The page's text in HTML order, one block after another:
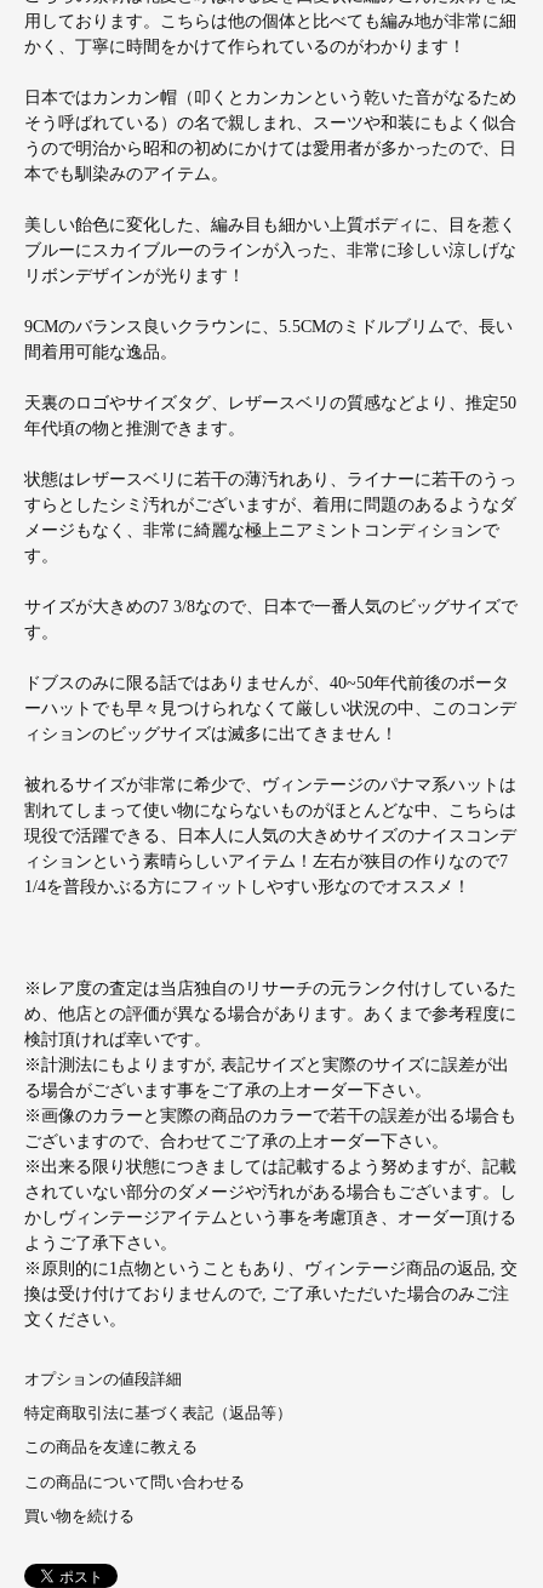
用しております。こちらは他の個体と比べても編み地が非常に細
かく、丁寧に時間をかけて作られているのがわかります！
日本ではカンカン帽（叩くとカンカンという乾いた音がなるため
そう呼ばれている）の名で親しまれ、スーツや和装にもよく似合
うので明治から昭和の初めにかけては愛用者が多かったので、日
本でも馴染みのアイテム。
美しい飴色に変化した、編み目も細かい上質ボディに、目を惹く
ブルーにスカイブルーのラインが入った、非常に珍しい涼しげな
リボンデザインが光ります！
9CMのバランス良いクラウンに、5.5CMのミドルブリムで、長い
間着用可能な逸品。
天裏のロゴやサイズタグ、レザースベリの質感などより、推定50
年代頃の物と推測できます。
状態はレザースベリに若干の薄汚れあり、ライナーに若干のうっ
すらとしたシミ汚れがございますが、着用に問題のあるようなダ
メージもなく、非常に綺麗な極上ニアミントコンディションで
す。
サイズが大きめの7 3/8なので、日本で一番人気のビッグサイズで
す。
ドブスのみに限る話ではありませんが、40~50年代前後のボータ
ーハットでも早々見つけられなくて厳しい状況の中、このコンデ
ィションのビッグサイズは滅多に出てきません！
被れるサイズが非常に希少で、ヴィンテージのパナマ系ハットは
割れてしまって使い物にならないものがほとんどな中、こちらは
現役で活躍できる、日本人に人気の大きめサイズのナイスコンデ
ィションという素晴らしいアイテム！左右が狭目の作りなので7
1/4を普段かぶる方にフィットしやすい形なのでオススメ！
※レア度の査定は当店独自のリサーチの元ランク付けしているた
め、他店との評価が異なる場合があります。あくまで参考程度に
検討頂ければ幸いです。
※計測法にもよりますが, 表記サイズと実際のサイズに誤差が出
る場合がございます事をご了承の上オーダー下さい。
※画像のカラーと実際の商品のカラーで若干の誤差が出る場合も
ございますので、合わせてご了承の上オーダー下さい。
※出来る限り状態につきましては記載するよう努めますが、記載
されていない部分のダメージや汚れがある場合もございます。し
かしヴィンテージアイテムという事を考慮頂き、オーダー頂ける
ようご了承下さい。
※原則的に1点物ということもあり、ヴィンテージ商品の返品, 交
換は受け付けておりませんので, ご了承いただいた場合のみご注
文ください。
オプションの値段詳細
特定商取引法に基づく表記（返品等）
この商品を友達に教える
この商品について問い合わせる
買い物を続ける